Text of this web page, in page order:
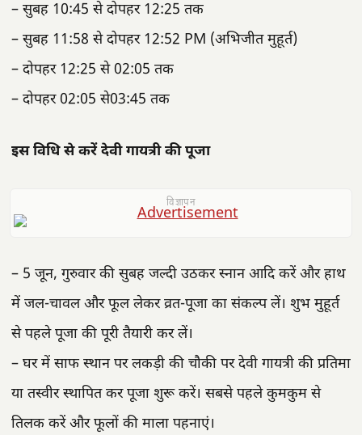
– सुबह 10:45 से दोपहर 12:25 तक
– सुबह 11:58 से दोपहर 12:52 PM (अभिजीत मुहूर्त)
– दोपहर 12:25 से 02:05 तक
– दोपहर 02:05 से03:45 तक
इस विधि से करें देवी गायत्री की पूजा
विज्ञापन
– 5 जून, गुरुवार की सुबह जल्दी उठकर स्नान आदि करें और हाथ
में जल-चावल और फूल लेकर व्रत-पूजा का संकल्प लें। शुभ मुहूर्त
से पहले पूजा की पूरी तैयारी कर लें।
– घर में साफ स्थान पर लकड़ी की चौकी पर देवी गायत्री की प्रतिमा
या तस्वीर स्थापित कर पूजा शुरू करें। सबसे पहले कुमकुम से
तिलक करें और फूलों की माला पहनाएं।